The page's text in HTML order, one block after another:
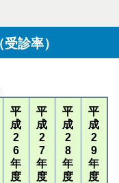
診率）
平
成
2
6
年
度
平
成
2
7
年
度
平
成
2
8
年
度
平
成
2
9
年
度